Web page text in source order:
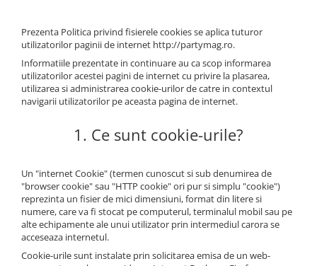
Paie
Fete de masa
Decoratiuni Petrecere
Confetti
Suflatori si Coifuri
Heliu & Accesorii
Buchete Baloane
Masti
Mustati
Manusi
Ciorapi
Petrecere Harry Potter
Petrecere Lego
Petrecere Masinute
Petrecere Mickey Mouse
Petrecere Pirati
Petrecere PJ Masks
Petrecere Safari
Petrecere Star Wars
Petrecere Super Mario
Petrecere Supereroi
Petreceri Fete
Petrecere Buburuza Miraculoasa
Confetti
Prezenta Politica privind fisierele cookies se aplica tuturor
utilizatorilor paginii de internet http://partymag.ro.
Informatiile prezentate in continuare au ca scop informarea
utilizatorilor acestei pagini de internet cu privire la plasarea,
utilizarea si administrarea cookie-urilor de catre in contextul
navigarii utilizatorilor pe aceasta pagina de internet.
1. Ce sunt cookie-urile?
Un "internet Cookie" (termen cunoscut si sub denumirea de
"browser cookie" sau "HTTP cookie" ori pur si simplu "cookie")
reprezinta un fisier de mici dimensiuni, format din litere si
numere, care va fi stocat pe computerul, terminalul mobil sau pe
alte echipamente ale unui utilizator prin intermediul carora se
acceseaza internetul.
Cookie-urile sunt instalate prin solicitarea emisa de un web-